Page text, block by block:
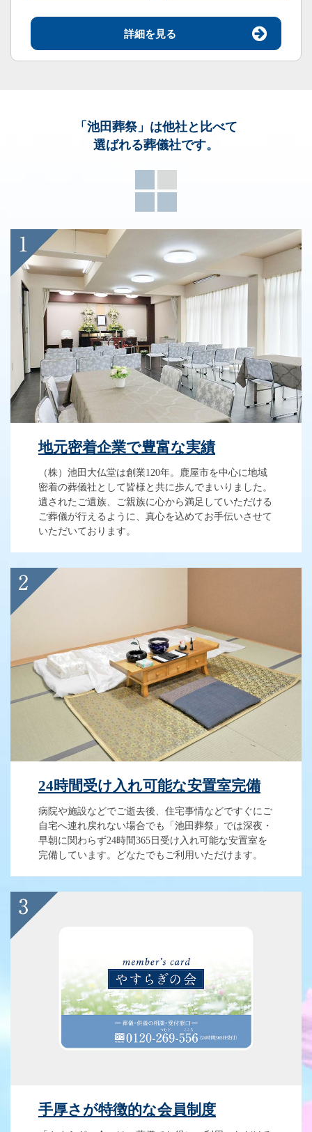
詳細を見る
「池田葬祭」 は他社と比べて
選ばれる葬儀社です。
地元密着企業で豊富な実績
（株）池田大仏堂は創業120年。鹿屋市を中心に地域
密着の葬儀社として皆様と共に歩んでまいりました。
遺されたご遺族、ご親族に心から満足していただける
ご葬儀が行えるように、真心を込めてお手伝いさせて
いただいております。
24時間受け入れ可能な安置室完備
病院や施設などでご逝去後、住宅事情などですぐにご
自宅へ連れ戻れない場合でも「池田葬祭」では深夜・
早朝に関わらず24時間365日受け入れ可能な安置室を
完備しています。どなたでもご利用いただけます。
手厚さが特徴的な会員制度